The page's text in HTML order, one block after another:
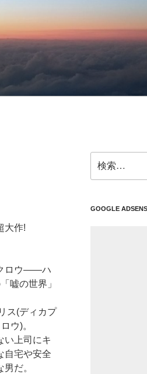
大作!
ロウ――ハ
嘘の世界」
ス(ディカプ
ウ)。
い上司にキ
自宅や安全
だ。
索:
GOOGLE